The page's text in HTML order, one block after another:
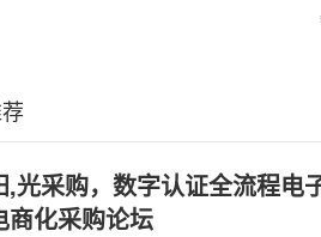
,光采购，数字认证全流程电
商化采购论坛